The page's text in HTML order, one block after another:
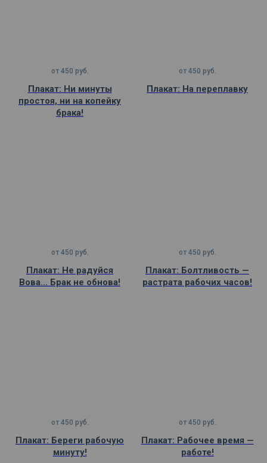
от 450 руб.
Плакат: Ни минуты
простоя, ни на копейку
брака!
от 450 руб.
Плакат: На переплавку
от 450 руб.
Плакат: Не радуйся
Вова... Брак не обнова!
от 450 руб.
Плакат: Болтливость —
растрата рабочих часов!
от 450 руб.
Плакат: Береги рабочую
минуту!
от 450 руб.
Плакат: Рабочее время —
работе!